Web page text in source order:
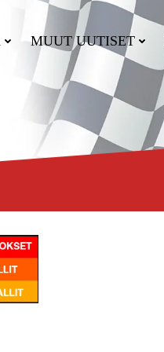
MUUT UUTISET